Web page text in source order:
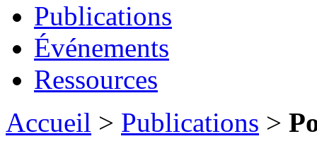
Publications
Événements
Ressources
Accueil > Publications >